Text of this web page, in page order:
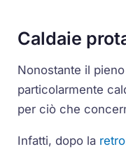
Caldaie
Nonostante il
particolarmente
per ciò che
Infatti, dopo la